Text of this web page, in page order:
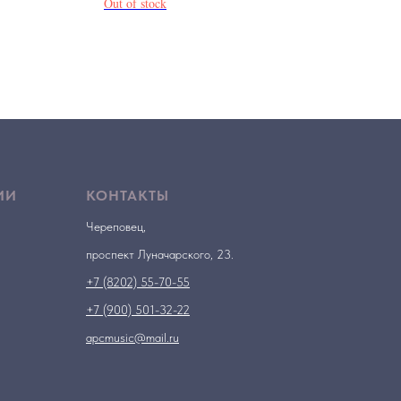
КОНТАКТЫ
Череповец,
проспект Луначарского, 23.
+7 (8202) 55-70-55
+7 (900) 501-32-22
apcmusic@mail.ru